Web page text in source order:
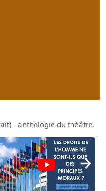
- anthologie du théâtre.
→